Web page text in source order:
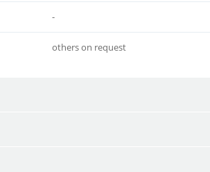
-
others on request